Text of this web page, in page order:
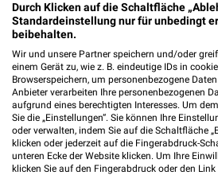
3 km
Angebote ab 03.08.
Noch heute gültig
Mega
Gültig
XXXLutz
Durch Klicken auf die Schaltfläche
Standardeinstellung nur für unbedingt
beibehalten.
Wir und unsere Partner speichern und/oder
einem Gerät zu, wie z. B. eindeutige IDs in
Browserspeichern, um personenbezogene
Anbieter verarbeiten Ihre personenbezogenen
aufgrund eines berechtigten Interesses. Um
Sie die „Einstellungen“. Sie können Ihre
oder verwalten, indem Sie auf die Schaltfläche
klicken oder jederzeit auf die Fingerabdruck-
unteren Ecke der Website klicken. Um Ihre
klicken Sie auf den Fingerabdruck oder den